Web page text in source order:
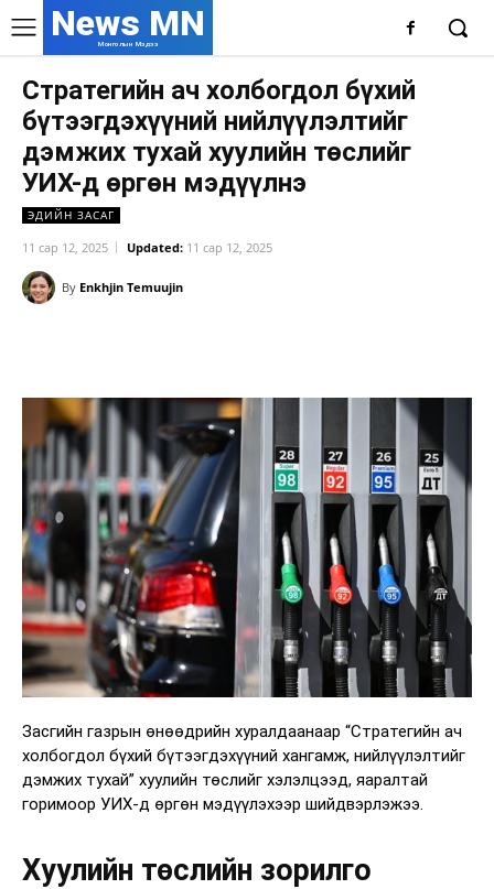
News MN
Монголын Мэдээ
Стратегийн ач холбогдол бүхий
бүтээгдэхүүний нийлүүлэлтийг
дэмжих тухай хуулийн төслийг
УИХ-д өргөн мэдүүлнэ
ЭДИЙН ЗАСАГ
11 сар 12, 2025 Updated: 11 сар 12, 2025
By Enkhjin Temuujin
Засгийн газрын өнөөдрийн хуралдаанаар “Стратегийн ач
холбогдол бүхий бүтээгдэхүүний хангамж, нийлүүлэлтийг
дэмжих тухай” хуулийн төслийг хэлэлцээд, яаралтай
горимоор УИХ-д өргөн мэдүүлэхээр шийдвэрлэжээ.
Хуулийн төслийн зорилго